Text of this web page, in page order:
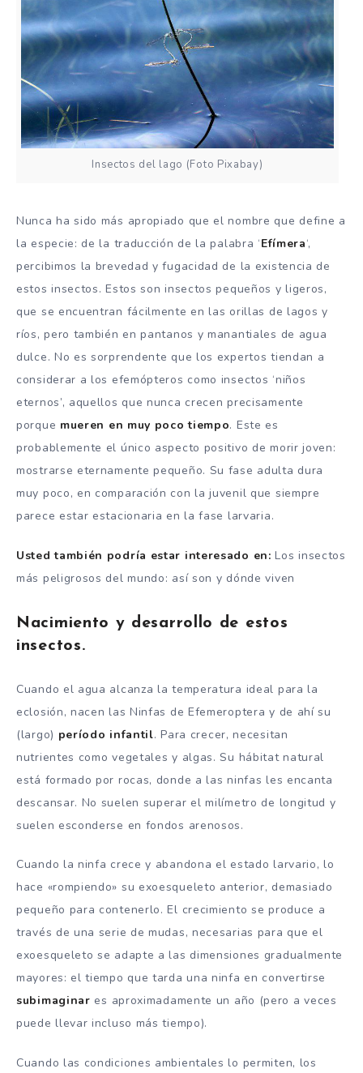
Insectos del lago (Foto Pixabay)
Nunca ha sido más apropiado que el nombre que define a
la especie: de la traducción de la palabra ‘Efímera‘,
percibimos la brevedad y fugacidad de la existencia de
estos insectos. Estos son insectos pequeños y ligeros,
que se encuentran fácilmente en las orillas de lagos y
ríos, pero también en pantanos y manantiales de agua
dulce. No es sorprendente que los expertos tiendan a
considerar a los efemópteros como insectos ‘niños
eternos’, aquellos que nunca crecen precisamente
porque mueren en muy poco tiempo. Este es
probablemente el único aspecto positivo de morir joven:
mostrarse eternamente pequeño. Su fase adulta dura
muy poco, en comparación con la juvenil que siempre
parece estar estacionaria en la fase larvaria.
Usted también podría estar interesado en: Los insectos
más peligrosos del mundo: así son y dónde viven
Nacimiento y desarrollo de estos
insectos.
Cuando el agua alcanza la temperatura ideal para la
eclosión, nacen las Ninfas de Efemeroptera y de ahí su
(largo) período infantil. Para crecer, necesitan
nutrientes como vegetales y algas. Su hábitat natural
está formado por rocas, donde a las ninfas les encanta
descansar. No suelen superar el milímetro de longitud y
suelen esconderse en fondos arenosos.
Cuando la ninfa crece y abandona el estado larvario, lo
hace «rompiendo» su exoesqueleto anterior, demasiado
pequeño para contenerlo. El crecimiento se produce a
través de una serie de mudas, necesarias para que el
exoesqueleto se adapte a las dimensiones gradualmente
mayores: el tiempo que tarda una ninfa en convertirse
subimaginar es aproximadamente un año (pero a veces
puede llevar incluso más tiempo).
Cuando las condiciones ambientales lo permiten, los